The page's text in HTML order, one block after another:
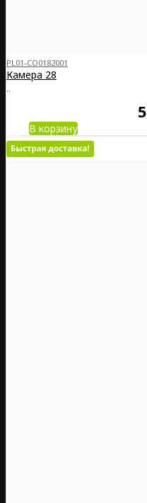
PL01-CO0182001
Камера 28
..
5
В корзину